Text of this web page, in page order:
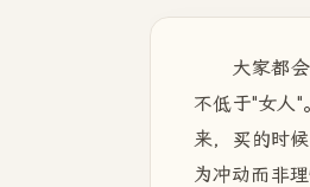
大家都
不低于"女人
来，买的时
为冲动而非